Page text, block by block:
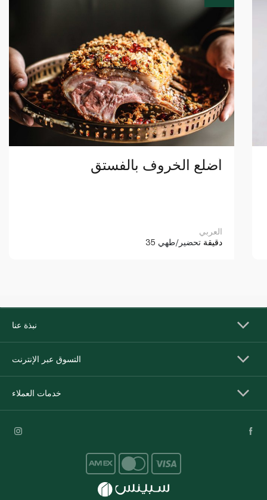
أضلع الخروف بالفستق
العربي
35 دقيقة تحضير/طهي
نبذة عنا
التسوق عبر الإنترنت
خدمات العملاء